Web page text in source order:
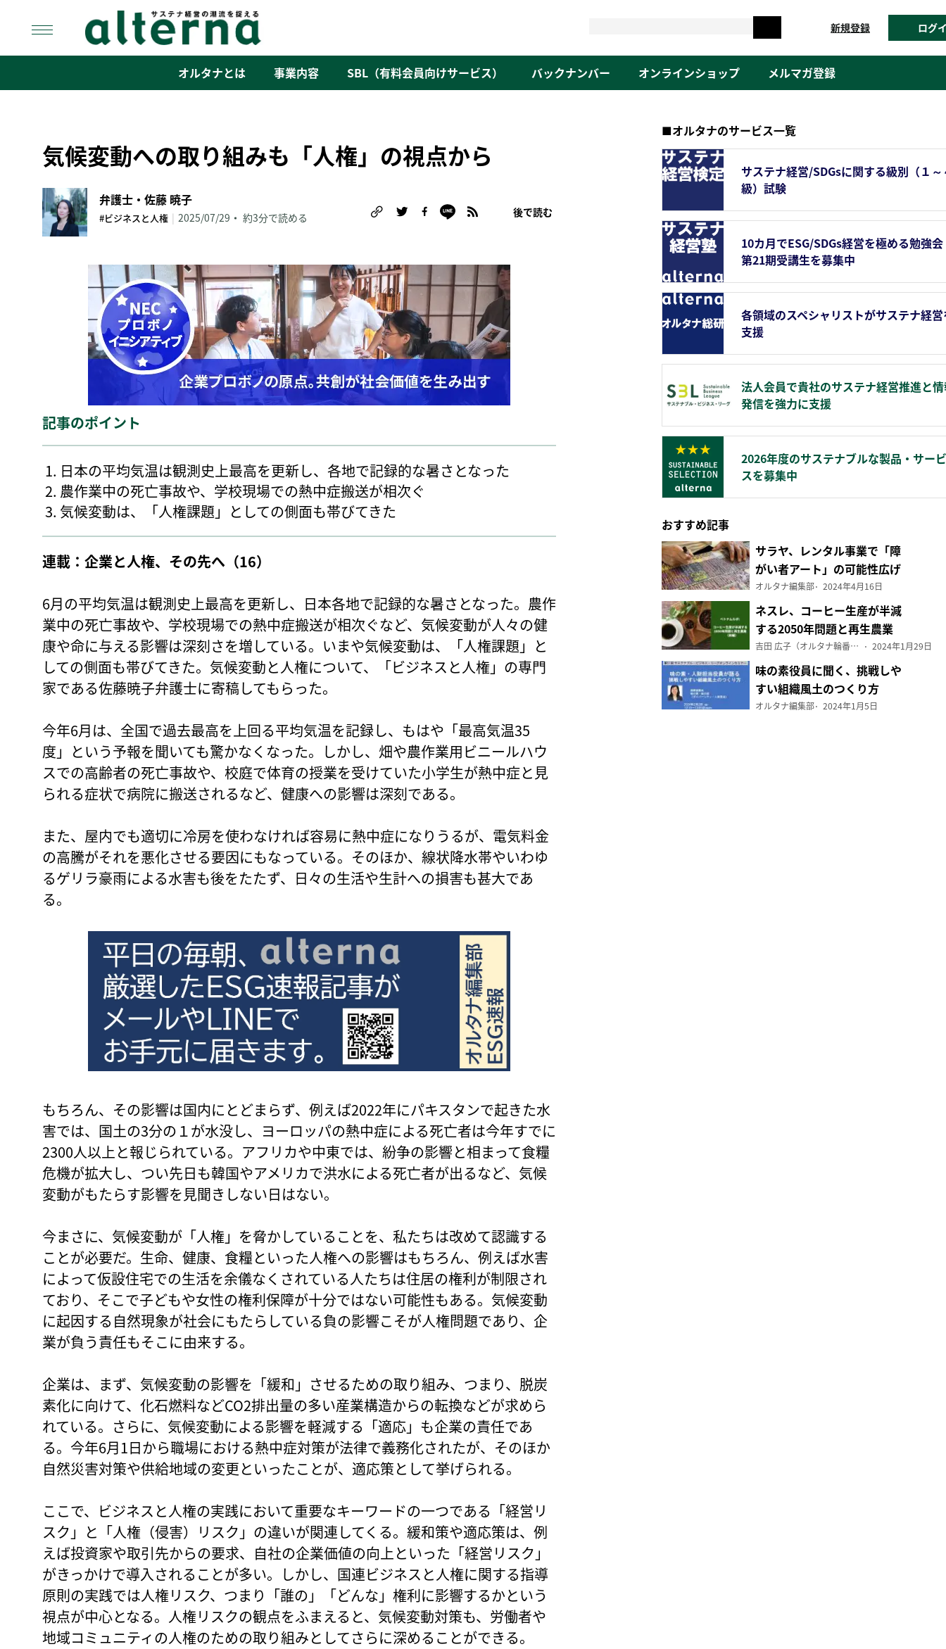
content
新規登録 ログ
オルタナとは 事業内容 SBL（有料会員向けサービス） バックナンバー オンラインショップ メルマガ登録
気候変動への取り組みも「人権」の視点から
弁護士・佐藤 暁子
#ビジネスと人権 | 2025/07/29 約3分で読める 後で読む
記事のポイント
日本の平均気温は観測史上最高を更新し、各地で記録的な暑さとなった
農作業中の死亡事故や、学校現場での熱中症搬送が相次ぐ
気候変動は、「人権課題」としての側面も帯びてきた
連載：企業と人権、その先へ（16）
6月の平均気温は観測史上最高を更新し、日本各地で記録的な暑さとなった。農作
業中の死亡事故や、学校現場での熱中症搬送が相次ぐなど、気候変動が人々の健
康や命に与える影響は深刻さを増している。いまや気候変動は、「人権課題」と
しての側面も帯びてきた。気候変動と人権について、「ビジネスと人権」の専門
家である佐藤暁子弁護士に寄稿してもらった。
今年6月は、全国で過去最高を上回る平均気温を記録し、もはや「最高気温35
度」という予報を聞いても驚かなくなった。しかし、畑や農作業用ビニールハウ
スでの高齢者の死亡事故や、校庭で体育の授業を受けていた小学生が熱中症と見
られる症状で病院に搬送されるなど、健康への影響は深刻である。
また、屋内でも適切に冷房を使わなければ容易に熱中症になりうるが、電気料金
の高騰がそれを悪化させる要因にもなっている。そのほか、線状降水帯やいわゆ
るゲリラ豪雨による水害も後をたたず、日々の生活や生計への損害も甚大であ
る。
もちろん、その影響は国内にとどまらず、例えば2022年にパキスタンで起きた水
害では、国土の3分の１が水没し、ヨーロッパの熱中症による死亡者は今年すでに
2300人以上と報じられている。アフリカや中東では、紛争の影響と相まって食糧
危機が拡大し、つい先日も韓国やアメリカで洪水による死亡者が出るなど、気候
変動がもたらす影響を見聞きしない日はない。
今まさに、気候変動が「人権」を脅かしていることを、私たちは改めて認識する
ことが必要だ。生命、健康、食糧といった人権への影響はもちろん、例えば水害
によって仮設住宅での生活を余儀なくされている人たちは住居の権利が制限され
ており、そこで子どもや女性の権利保障が十分ではない可能性もある。気候変動
に起因する自然現象が社会にもたらしている負の影響こそが人権問題であり、企
業が負う責任もそこに由来する。
企業は、まず、気候変動の影響を「緩和」させるための取り組み、つまり、脱炭
素化に向けて、化石燃料などCO2排出量の多い産業構造からの転換などが求めら
れている。さらに、気候変動による影響を軽減する「適応」も企業の責任であ
る。今年6月1日から職場における熱中症対策が法律で義務化されたが、そのほか
自然災害対策や供給地域の変更といったことが、適応策として挙げられる。
ここで、ビジネスと人権の実践において重要なキーワードの一つである「経営リ
スク」と「人権（侵害）リスク」の違いが関連してくる。緩和策や適応策は、例
えば投資家や取引先からの要求、自社の企業価値の向上といった「経営リスク」
がきっかけで導入されることが多い。しかし、国連ビジネスと人権に関する指導
原則の実践では人権リスク、つまり「誰の」「どんな」権利に影響するかという
視点が中心となる。人権リスクの観点をふまえると、気候変動対策も、労働者や
地域コミュニティの人権のための取り組みとしてさらに深めることができる。
■オルタナのサービス一覧
サステナ経営/SDGsに関する級別（１～
級）試験
10カ月でESG/SDGs経営を極める勉強
第21期受講生を募集中
各領域のスペシャリストがサステナ経
支援
法人会員で貴社のサステナ経営推進と
発信を強力に支援
2026年度のサステナブルな製品・サービ
スを募集中
おすすめ記事
サラヤ、レンタル事業で「障
がい者アート」の可能性広げ
る
オルタナ編集部 2024年4月16日
ネスレ、コーヒー生産が半減
する2050年問題と再生農業
（前編）
吉田 広子（オルタナ輪番編集長） 2024年1月29日
味の素役員に聞く、挑戦しや
すい組織風土のつくり方
オルタナ編集部 2024年1月5日